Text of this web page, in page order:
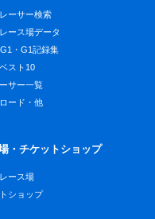
ーサー検索
ース場データ
・G1記録集
スト10
サー一覧
ード・他
・チケットショップ
ース場
ショップ